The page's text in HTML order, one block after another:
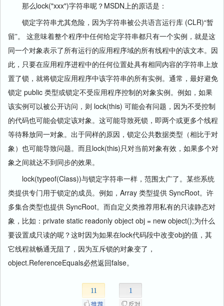
那么lock("xxx")字符串呢？MSDN上的原话是：
锁定字符串尤其危险，因为字符串被公共语言运行库 (CLR)“暂
留”。 这意味着整个程序中任何给定字符串都只有一个实例，就是这
同一个对象表示了所有运行的应用程序域的所有线程中的该文本。因
此，只要在应用程序进程中的任何位置处具有相同内容的字符串上放
置了锁，就将锁定应用程序中该字符串的所有实例。通常，最好避免
锁定 public 类型或锁定不受应用程序控制的对象实例。例如，如果
该实例可以被公开访问，则 lock(this) 可能会有问题，因为不受控制
的代码也可能会锁定该对象。这可能导致死锁，即两个或更多个线程
等待释放同一对象。出于同样的原因，锁定公共数据类型（相比于对
象）也可能导致问题。而且lock(this)只对当前对象有效，如果多个对
象之间就达不到同步的效果。
lock(typeof(Class))与锁定字符串一样，范围太广了。某些系统
类提供专门用于锁定的成员。例如，Array 类型提供 SyncRoot。许
多集合类型也提供 SyncRoot。而自定义类推荐用私有的只读静态对
象，比如：private static readonly object obj = new object();为什么
要设置成只读的呢？这时因为如果在lock代码段中改变obj的值，其
它线程就畅通无阻了，因为互斥锁的对象变了，
object.ReferenceEquals必然返回false。
11 1